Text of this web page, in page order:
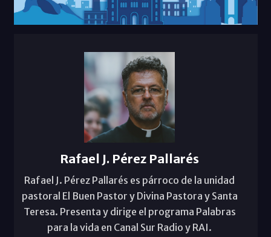
Rafael J. Pérez Pallarés
Rafael J. Pérez Pallarés es párroco de la unidad
pastoral El Buen Pastor y Divina Pastora y Santa
Teresa. Presenta y dirige el programa Palabras
para la vida en Canal Sur Radio y RAI.